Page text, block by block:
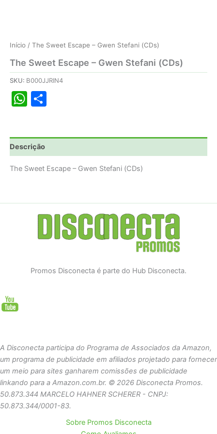
Início / The Sweet Escape – Gwen Stefani (CDs)
The Sweet Escape – Gwen Stefani (CDs)
SKU: B000JJRIN4
WhatsApp
Descrição
The Sweet Escape – Gwen Stefani (CDs)
Promos Disconecta é parte do Hub Disconecta.
A Disconecta participa do Programa de Associados da Amazon,
um programa de publicidade em afiliados projetado para fornecer
um meio para sites ganharem comissões de publicidade
linkando para a Amazon.com.br. © 2026 Disconecta Promos.
50.873.344 MARCELO HAHNER SCHERER - CNPJ:
50.873.344/0001-83.
Sobre Promos Disconecta